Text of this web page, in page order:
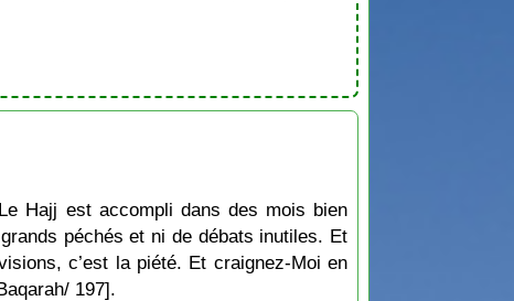
Hajj est accompli dans des mois bien
péchés et ni de débats inutiles. Et
c’est la piété. Et craignez-Moi en
197].